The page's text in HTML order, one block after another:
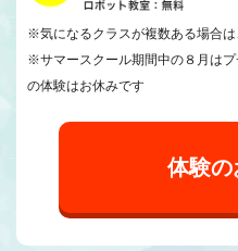
※気になるクラスが複数ある場合は
※サマースクール期間中の８月は
の体験はお休みです
体験の